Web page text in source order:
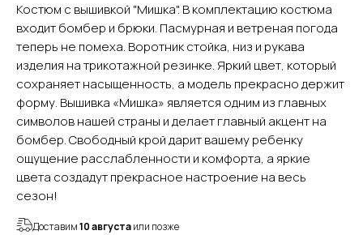
Костюм с вышивкой "Мишка". В комплектацию костюма
входит бомбер и брюки. Пасмурная и ветреная погода
теперь не помеха. Воротник стойка, низ и рукава
изделия на трикотажной резинке. Яркий цвет, который
сохраняет насыщенность, а модель прекрасно держит
форму. Вышивка «Мишка» является одним из главных
символов нашей страны и делает главный акцент на
бомбер. Свободный крой дарит вашему ребенку
ощущение расслабленности и комфорта, а яркие
цвета создадут прекрасное настроение на весь
сезон!
Доставим10 августаили позже